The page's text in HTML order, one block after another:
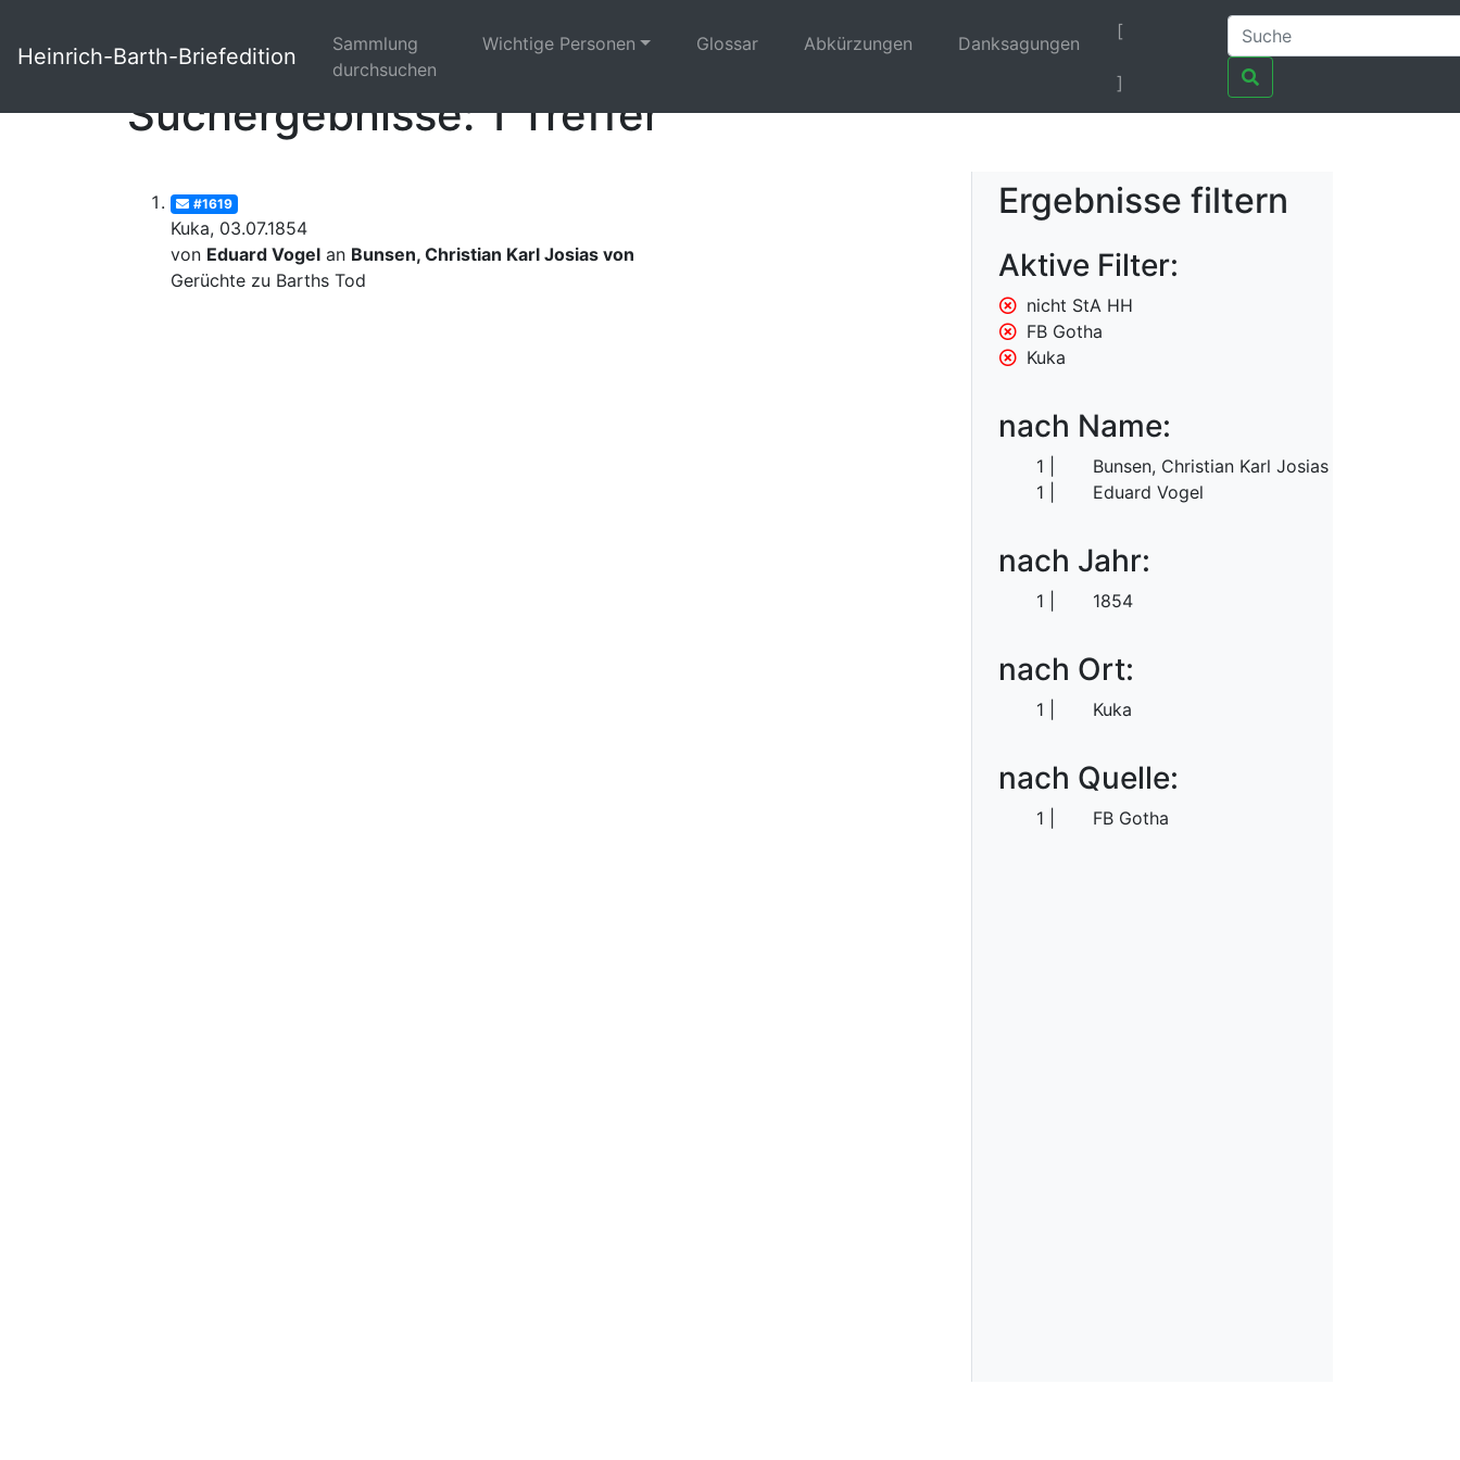
Heinrich-Barth-Briefedition
Sammlung
durchsuchen
Wichtige Personen Glossar Abkürzungen Danksagungen
[
]
Suchergebnisse: 1 Treffer
#1619
Kuka, 03.07.1854
von Eduard Vogel an Bunsen, Christian Karl Josias von
Gerüchte zu Barths Tod
Ergebnisse filtern
Aktive Filter:
nicht StA HH
FB Gotha
Kuka
nach Name:
1
Bunsen, Christian Karl Josias von
1
Eduard Vogel
nach Jahr:
1 1854
nach Ort:
1 Kuka
nach Quelle:
1 FB Gotha